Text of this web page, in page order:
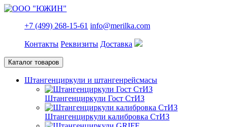
+7 (499) 268-15-61 info@merilka.com
Контакты Реквизиты Доставка
Каталог товаров
Штангенциркули и штангенрейсмасы
Штангенциркули Гост СтИЗ
Штангенциркули калибровка СтИЗ